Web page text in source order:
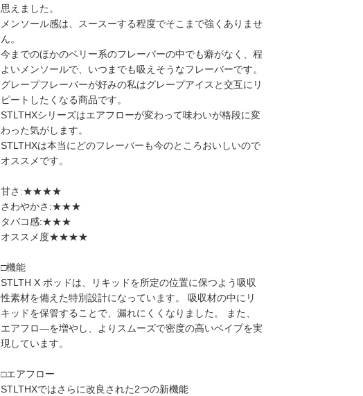
思えました。
メンソール感は、スースーする程度でそこまで強くありませ
ん。
今までのほかのベリー系のフレーバーの中でも癖がなく、程
よいメンソールで、いつまでも吸えそうなフレーバーです。
グレープフレーバーが好みの私はグレープアイスと交互にリ
ピートしたくなる商品です。
STLTHXシリーズはエアフローが変わって味わいが格段に変
わった気がします。
STLTHXは本当にどのフレーバーも今のところおいしいので
オススメです。
甘さ:★★★★
さわやかさ:★★★
タバコ感:★★★
オススメ度★★★★
□機能
STLTH X ポッドは、リキッドを所定の位置に保つよう吸収
性素材を備えた特別設計になっています。 吸収材の中にリ
キッドを保管することで、漏れにくくなりました。 また、
エアフロ―を増やし、よりスムーズで密度の高いベイプを実
現しています。
□エアフロー
STLTHXではさらに改良された2つの新機能